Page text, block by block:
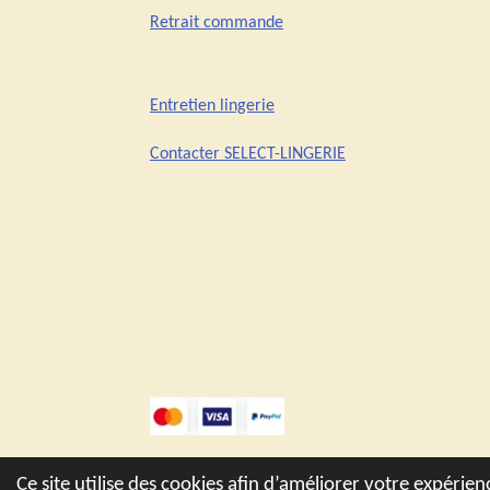
Ce site utilise des cookies afin d’améliorer votre
Retrait commande
Entretien lingerie
Contacter SELECT-LINGERIE